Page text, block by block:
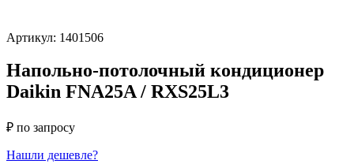
Артикул: 1401506
Напольно-потолочный кондиционер
Daikin FNA25A / RXS25L3
₽ по запросу
Нашли дешевле?